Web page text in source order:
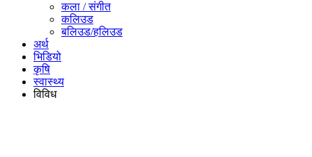
कला / संगीत​
कलिउड
बलिउड/हलिउड
अर्थ
भिडियो
कृषि
स्वास्थ्य
विविध